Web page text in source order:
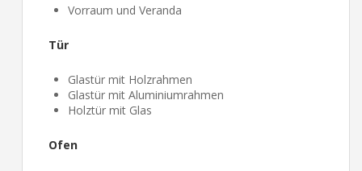
Vorraum und Veranda
Tür
Glastür mit Holzrahmen
Glastür mit Aluminiumrahmen
Holztür mit Glas
Ofen